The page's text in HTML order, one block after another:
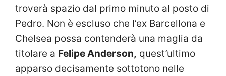
troverà spazio dal primo minuto al posto di
Pedro. Non è escluso che l’ex Barcellona e
Chelsea possa contenderà una maglia da
titolare a Felipe Anderson, quest’ultimo
apparso decisamente sottotono nelle